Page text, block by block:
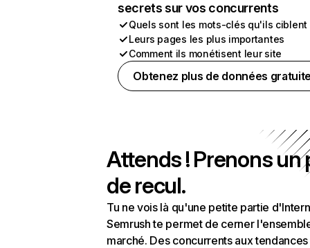
secrets sur vos concurrents
Quels sont les mots-clés qu'ils ciblent
Leurs pages les plus importantes
Comment ils monétisent leur site
Obtenez plus de données
Attends ! Prenons un
de recul.
Tu ne vois là qu'une petite partie
Semrush te permet de cerner
marché. Des concurrents aux